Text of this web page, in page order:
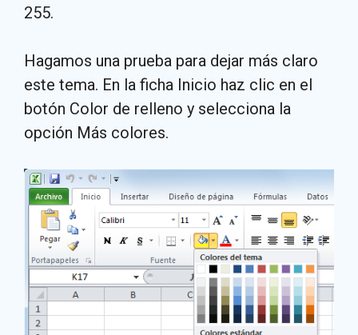
255.
Hagamos una prueba para dejar más claro
este tema. En la ficha Inicio haz clic en el
botón Color de relleno y selecciona la
opción Más colores.